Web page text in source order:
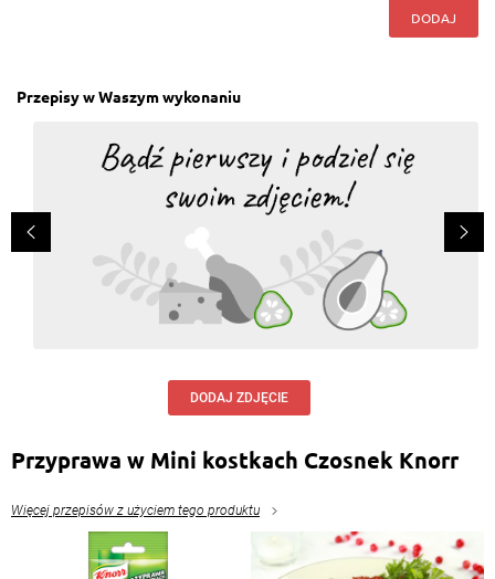
DODAJ
Przepisy w Waszym wykonaniu
DODAJ ZDJĘCIE
Przyprawa w Mini kostkach Czosnek Knorr
Więcej przepisów z użyciem tego produktu